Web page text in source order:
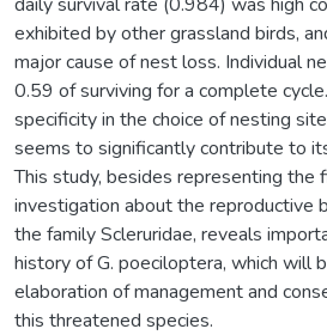
exhibited by other grassland birds,
major cause of nest loss. Individual
0.59 of surviving for a complete
specificity in the choice of nesting
seems to significantly contribute to
This study, besides representing the
investigation about the reproductive
the family Scleruridae, reveals
history of G. poeciloptera, which will
elaboration of management and
this threatened species.